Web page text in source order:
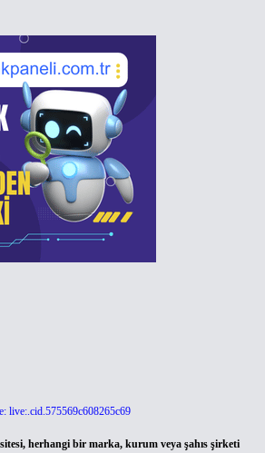
live:.cid.575569c608265c69
herhangi bir marka, kurum veya şahıs şirketi